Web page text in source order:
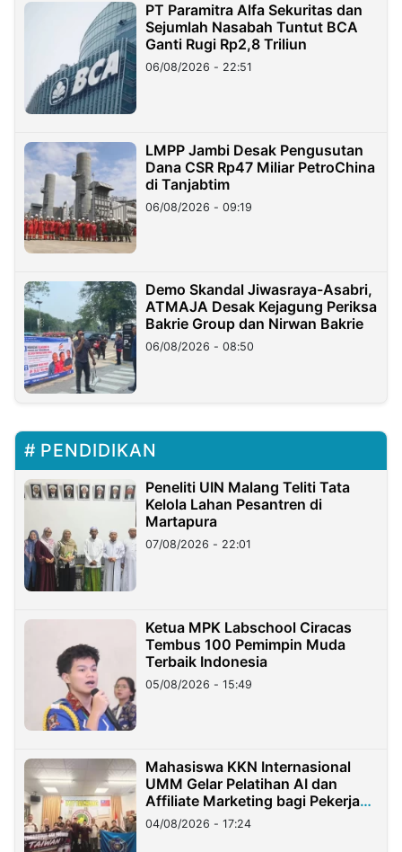
PT Paramitra Alfa Sekuritas dan
Sejumlah Nasabah Tuntut BCA
Ganti Rugi Rp2,8 Triliun
06/08/2026 - 22:51
LMPP Jambi Desak Pengusutan
Dana CSR Rp47 Miliar PetroChina
di Tanjabtim
06/08/2026 - 09:19
Demo Skandal Jiwasraya-Asabri,
ATMAJA Desak Kejagung Periksa
Bakrie Group dan Nirwan Bakrie
06/08/2026 - 08:50
PENDIDIKAN
Peneliti UIN Malang Teliti Tata
Kelola Lahan Pesantren di
Martapura
07/08/2026 - 22:01
Ketua MPK Labschool Ciracas
Tembus 100 Pemimpin Muda
Terbaik Indonesia
05/08/2026 - 15:49
Mahasiswa KKN Internasional
UMM Gelar Pelatihan AI dan
Affiliate Marketing bagi Pekerja
Migran Indonesia di Taiwan
04/08/2026 - 17:24